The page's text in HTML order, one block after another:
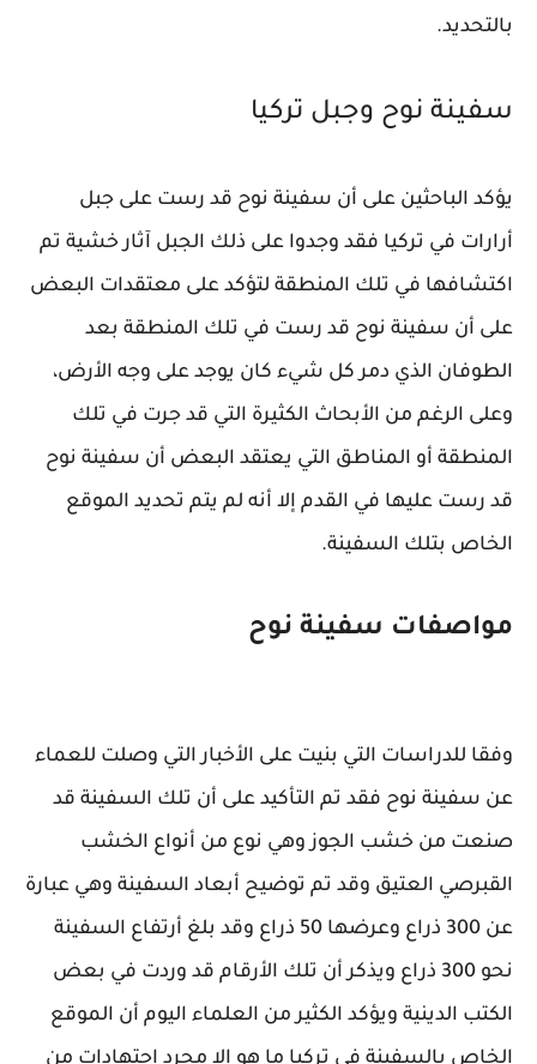
بالتحديد.
سفينة نوح وجبل تركيا
يؤكد الباحثين على أن سفينة نوح قد رست على جبل
أرارات في تركيا فقد وجدوا على ذلك الجبل آثار خشية تم
اكتشافها في تلك المنطقة لتؤكد على معتقدات البعض
على أن سفينة نوح قد رست في تلك المنطقة بعد
الطوفان الذي دمر كل شيء كان يوجد على وجه الأرض،
وعلى الرغم من الأبحاث الكثيرة التي قد جرت في تلك
المنطقة أو المناطق التي يعتقد البعض أن سفينة نوح
قد رست عليها في القدم إلا أنه لم يتم تحديد الموقع
الخاص بتلك السفينة.
مواصفات سفينة نوح
وفقا للدراسات التي بنيت على الأخبار التي وصلت للعماء
عن سفينة نوح فقد تم التأكيد على أن تلك السفينة قد
صنعت من خشب الجوز وهي نوع من أنواع الخشب
القبرصي العتيق وقد تم توضيح أبعاد السفينة وهي عبارة
عن 300 ذراع وعرضها 50 ذراع وقد بلغ أرتفاع السفينة
نحو 300 ذراع ويذكر أن تلك الأرقام قد وردت في بعض
الكتب الدينية ويؤكد الكثير من العلماء اليوم أن الموقع
الخاص بالسفينة في تركيا ما هو إلا مجرد اجتهادات من